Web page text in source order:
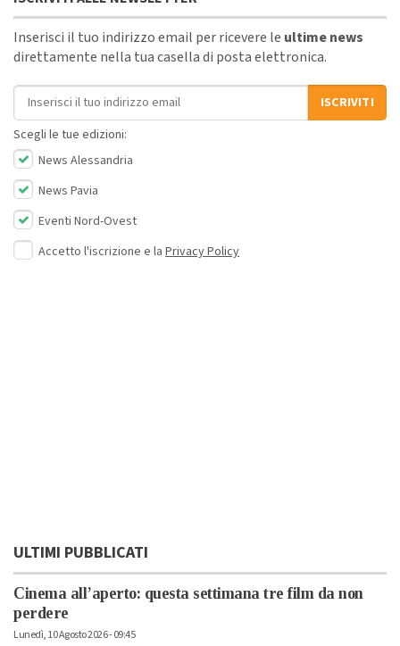
Inserisci il tuo indirizzo email per ricevere le ultime news
direttamente nella tua casella di posta elettronica.
Indirizzo email
ISCRIVITI
Scegli le tue edizioni:
News Alessandria
News Pavia
Eventi Nord-Ovest
Accetto l'iscrizione e la Privacy Policy
ULTIMI PUBBLICATI
Cinema all’aperto: questa settimana tre film da non
perdere
Lunedì, 10 Agosto 2026 - 09:45